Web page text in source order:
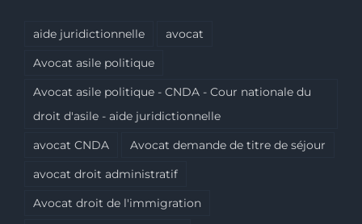
aide juridictionnelle
avocat
Avocat asile politique
Avocat asile politique - CNDA - Cour nationale du
droit d'asile - aide juridictionnelle
avocat CNDA
Avocat demande de titre de séjour
avocat droit administratif
Avocat droit de l'immigration